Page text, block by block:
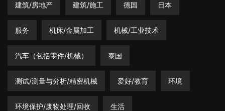
建筑/房地产 建筑/施工 德国 日本
服务 机床/金属加工 机械/工业技术
汽车（包括零件/机械） 泰国
测试/测量与分析/精密机械 爱好/教育 环境
环境保护/废物处理/回收 生活